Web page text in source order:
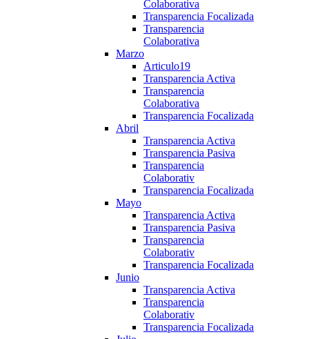
Colaborativa
Transparencia Focalizada
Transparencia
Colaborativa
Marzo
Articulo19
Transparencia Activa
Transparencia
Colaborativa
Transparencia Focalizada
Abril
Transparencia Activa
Transparencia Pasiva
Transparencia
Colaborativ
Transparencia Focalizada
Mayo
Transparencia Activa
Transparencia Pasiva
Transparencia
Colaborativ
Transparencia Focalizada
Junio
Transparencia Activa
Transparencia
Colaborativ
Transparencia Focalizada